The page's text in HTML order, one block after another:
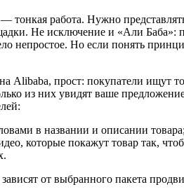
тонкая работа. Нужно
Не исключение и «Али Баба»:
непростое. Но если понять
Alibaba, прост: покупатели ищут
из них увидят ваше
в названии и описании товара;
которые покажут товар так,
от выбранного пакета